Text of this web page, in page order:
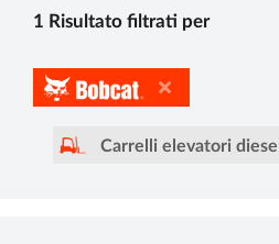
1 Risultato filtrati per
Carrelli elevatori